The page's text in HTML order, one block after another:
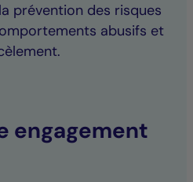
prévention des risques
abusifs et
engagement